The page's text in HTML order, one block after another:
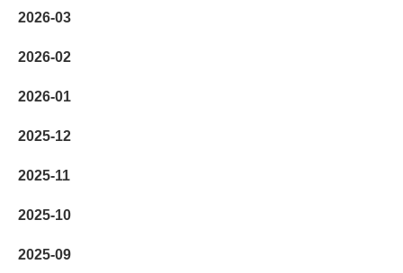
2026-03
2026-02
2026-01
2025-12
2025-11
2025-10
2025-09